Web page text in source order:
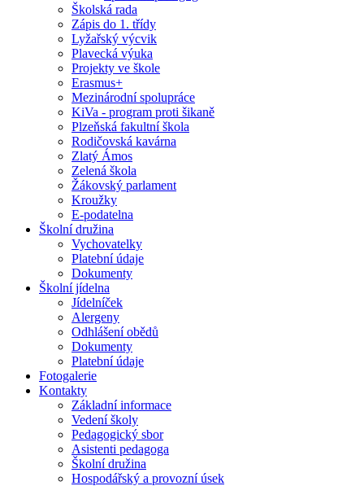
Školská rada
Zápis do 1. třídy
Lyžařský výcvik
Plavecká výuka
Projekty ve škole
Erasmus+
Mezinárodní spolupráce
KiVa - program proti šikaně
Plzeňská fakultní škola
Rodičovská kavárna
Zlatý Ámos
Zelená škola
Žákovský parlament
Kroužky
E-podatelna
Školní družina
Vychovatelky
Platební údaje
Dokumenty
Školní jídelna
Jídelníček
Alergeny
Odhlášení obědů
Dokumenty
Platební údaje
Fotogalerie
Kontakty
Základní informace
Vedení školy
Pedagogický sbor
Asistenti pedagoga
Školní družina
Hospodářský a provozní úsek